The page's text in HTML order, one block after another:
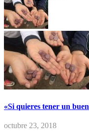
«Si quieres tener un
octubre 23, 2018